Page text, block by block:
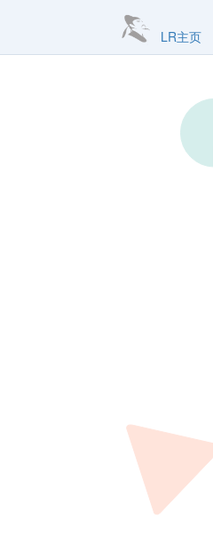
LR主页